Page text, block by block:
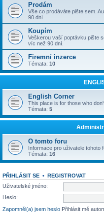
Prodám
Vše co prodáváte pište sem.
90 dní
Koupím
Veškerou vaší poptávku pište
víc než 90 dní.
Firemní inzerce
Témata: 10
English Corner
This place is for those who
Témata: 5
O tomto foru
Informace pro uživatele tohoto
Témata: 16
PŘIHLÁSIT SE • REGISTROVAT
Uživatelské jméno:
Heslo:
Zapomněl(a) jsem heslo Přihlásit mě